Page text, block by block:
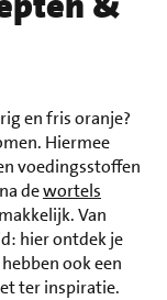
en fris oranje?
Hiermee
voedingsstoffen
dewortels
Van
hier ontdek je
ook een
ter inspiratie.